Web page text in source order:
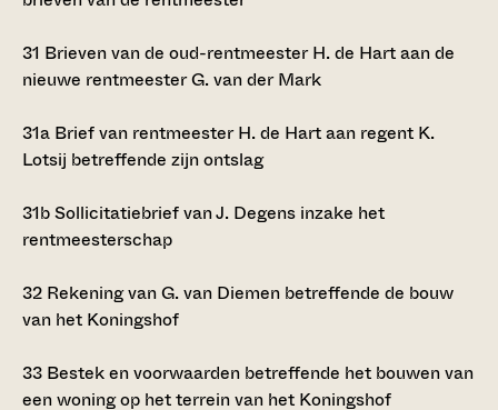
31 Brieven van de oud-rentmeester H. de Hart aan de
nieuwe rentmeester G. van der Mark
31a Brief van rentmeester H. de Hart aan regent K.
Lotsij betreffende zijn ontslag
31bSollicitatiebrief van J. Degens inzake het
rentmeesterschap
32 Rekening van G. van Diemen betreffende de bouw
van het Koningshof
33 Bestek en voorwaarden betreffende het bouwen van
een woning op het terrein van het Koningshof